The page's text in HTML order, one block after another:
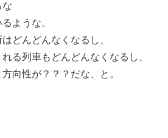
な
ような。
どんどんなくなるし、
る列車もどんどんなくなるし、
向性が？？？だな、と。